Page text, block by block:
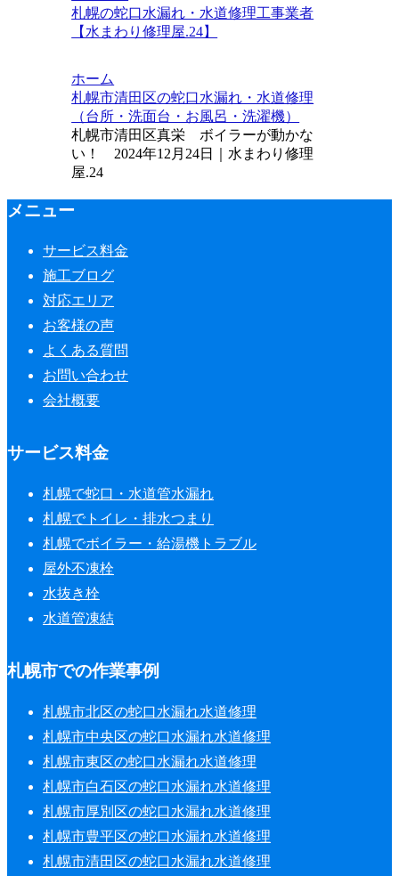
札幌の蛇口水漏れ・水道修理工事業者
【水まわり修理屋.24】
ホーム
札幌市清田区の蛇口水漏れ・水道修理
（台所・洗面台・お風呂・洗濯機）
札幌市清田区真栄 ボイラーが動かな
い！ 2024年12月24日｜水まわり修理
屋.24
メニュー
サービス料金
施工ブログ
対応エリア
お客様の声
よくある質問
お問い合わせ
会社概要
サービス料金
札幌で蛇口・水道管水漏れ
札幌でトイレ・排水つまり
札幌でボイラー・給湯機トラブル
屋外不凍栓
水抜き栓
水道管凍結
札幌市での作業事例
札幌市北区の蛇口水漏れ水道修理
札幌市中央区の蛇口水漏れ水道修理
札幌市東区の蛇口水漏れ水道修理
札幌市白石区の蛇口水漏れ水道修理
札幌市厚別区の蛇口水漏れ水道修理
札幌市豊平区の蛇口水漏れ水道修理
札幌市清田区の蛇口水漏れ水道修理